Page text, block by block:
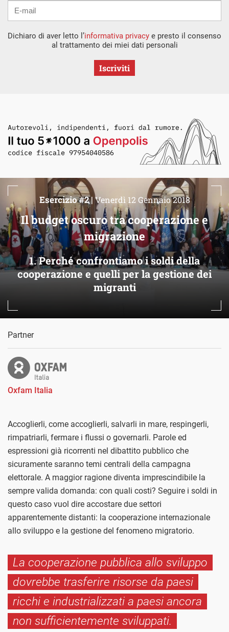
Dichiaro di aver letto l’informativa privacy e presto il consenso
al trattamento dei miei dati personali
Iscriviti
Il budget oscuro tra cooperazione e
migrazione
1. Perché confrontiamo i soldi della
cooperazione e quelli per la gestione dei
migranti
Esercizio #2 | Venerdì 12 Gennaio 2018
Partner
Oxfam Italia
Accoglierli, come accoglierli, salvarli in mare, respingerli,
rimpatriarli, fermare i flussi o governarli. Parole ed
espressioni già ricorrenti nel dibattito pubblico che
sicuramente saranno temi centrali della campagna
elettorale. A maggior ragione diventa imprescindibile la
sempre valida domanda: con quali costi? Seguire i soldi in
questo caso vuol dire accostare due settori
apparentemente distanti: la cooperazione internazionale
allo sviluppo e la gestione del fenomeno migratorio.
La cooperazione pubblica allo sviluppo
dovrebbe trasferire risorse da paesi
ricchi e industrializzati a paesi ancora
non sufficientemente sviluppati.